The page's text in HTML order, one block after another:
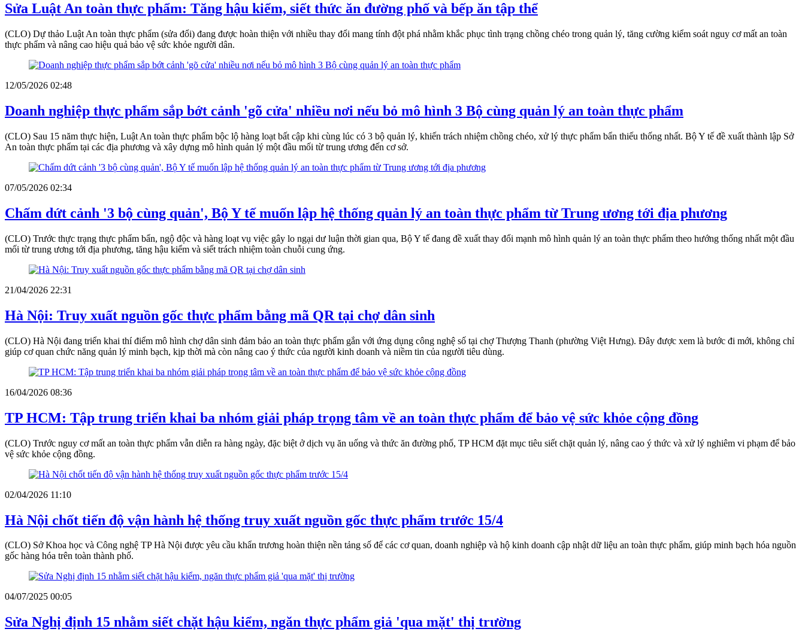
Sửa Luật An toàn thực phẩm: Tăng hậu kiểm, siết thức ăn đường phố và bếp ăn tập thể
(CLO) Dự thảo Luật An toàn thực phẩm (sửa đổi) đang được hoàn thiện với nhiều thay đổi mang tính đột phá nhằm khắc phục tình trạng chồng chéo trong quản lý, tăng cường kiểm soát nguy cơ mất an toàn
thực phẩm và nâng cao hiệu quả bảo vệ sức khỏe người dân.
12/05/2026 02:48
Doanh nghiệp thực phẩm sắp bớt cảnh 'gõ cửa' nhiều nơi nếu bỏ mô hình 3 Bộ cùng quản lý an toàn thực phẩm
(CLO) Sau 15 năm thực hiện, Luật An toàn thực phẩm bộc lộ hàng loạt bất cập khi cùng lúc có 3 bộ quản lý, khiến trách nhiệm chồng chéo, xử lý thực phẩm bẩn thiếu thống nhất. Bộ Y tế đề xuất thành lập Sở
An toàn thực phẩm tại các địa phương và xây dựng mô hình quản lý một đầu mối từ trung ương đến cơ sở.
07/05/2026 02:34
Chấm dứt cảnh '3 bộ cùng quản', Bộ Y tế muốn lập hệ thống quản lý an toàn thực phẩm từ Trung ương tới địa phương
(CLO) Trước thực trạng thực phẩm bẩn, ngộ độc và hàng loạt vụ việc gây lo ngại dư luận thời gian qua, Bộ Y tế đang đề xuất thay đổi mạnh mô hình quản lý an toàn thực phẩm theo hướng thống nhất một đầu
mối từ trung ương tới địa phương, tăng hậu kiểm và siết trách nhiệm toàn chuỗi cung ứng.
21/04/2026 22:31
Hà Nội: Truy xuất nguồn gốc thực phẩm bằng mã QR tại chợ dân sinh
(CLO) Hà Nội đang triển khai thí điểm mô hình chợ dân sinh đảm bảo an toàn thực phẩm gắn với ứng dụng công nghệ số tại chợ Thượng Thanh (phường Việt Hưng). Đây được xem là bước đi mới, không chỉ
giúp cơ quan chức năng quản lý minh bạch, kịp thời mà còn nâng cao ý thức của người kinh doanh và niềm tin của người tiêu dùng.
16/04/2026 08:36
TP HCM: Tập trung triển khai ba nhóm giải pháp trọng tâm về an toàn thực phẩm để bảo vệ sức khỏe cộng đồng
(CLO) Trước nguy cơ mất an toàn thực phẩm vẫn diễn ra hàng ngày, đặc biệt ở dịch vụ ăn uống và thức ăn đường phố, TP HCM đặt mục tiêu siết chặt quản lý, nâng cao ý thức và xử lý nghiêm vi phạm để bảo
vệ sức khỏe cộng đồng.
02/04/2026 11:10
Hà Nội chốt tiến độ vận hành hệ thống truy xuất nguồn gốc thực phẩm trước 15/4
(CLO) Sở Khoa học và Công nghệ TP Hà Nội được yêu cầu khẩn trương hoàn thiện nền tảng số để các cơ quan, doanh nghiệp và hộ kinh doanh cập nhật dữ liệu an toàn thực phẩm, giúp minh bạch hóa nguồn
gốc hàng hóa trên toàn thành phố.
04/07/2025 00:05
Sửa Nghị định 15 nhằm siết chặt hậu kiểm, ngăn thực phẩm giả 'qua mặt' thị trường